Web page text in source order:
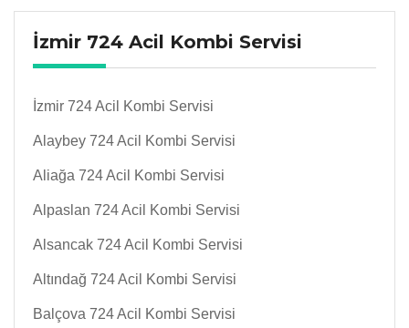
İzmir 724 Acil Kombi Servisi
İzmir 724 Acil Kombi Servisi
Alaybey 724 Acil Kombi Servisi
Aliağa 724 Acil Kombi Servisi
Alpaslan 724 Acil Kombi Servisi
Alsancak 724 Acil Kombi Servisi
Altındağ 724 Acil Kombi Servisi
Balçova 724 Acil Kombi Servisi